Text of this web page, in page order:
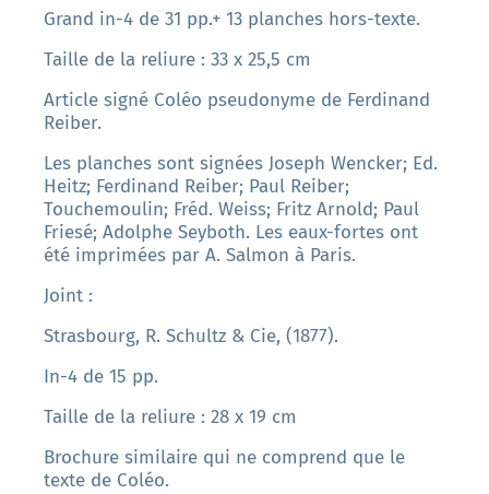
Grand in-4 de 31 pp.+ 13 planches hors-texte.
Taille de la reliure : 33 x 25,5 cm
Article signé Coléo pseudonyme de Ferdinand
Reiber.
Les planches sont signées Joseph Wencker; Ed.
Heitz; Ferdinand Reiber; Paul Reiber;
Touchemoulin; Fréd. Weiss; Fritz Arnold; Paul
Friesé; Adolphe Seyboth. Les eaux-fortes ont
été imprimées par A. Salmon à Paris.
Joint :
Strasbourg, R. Schultz & Cie, (1877).
In-4 de 15 pp.
Taille de la reliure : 28 x 19 cm
Brochure similaire qui ne comprend que le
texte de Coléo.